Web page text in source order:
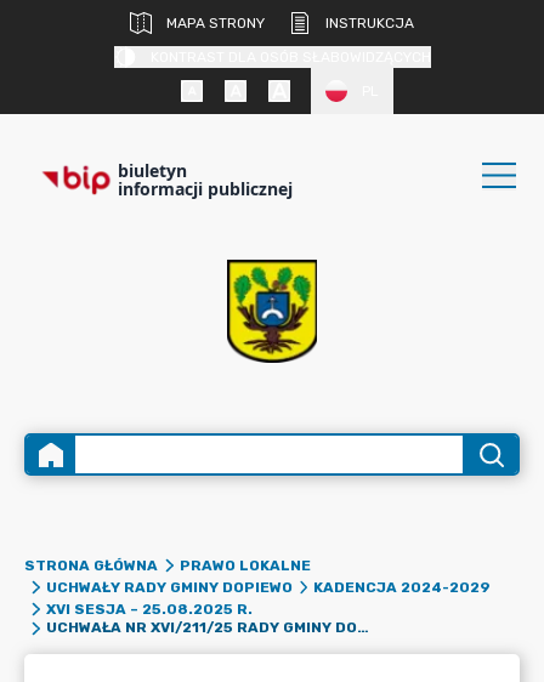
MAPA STRONY
INSTRUKCJA
biuletyn
informacji publicznej
STRONA GŁÓWNA
PRAWO LOKALNE
UCHWAŁY RADY GMINY DOPIEWO
KADENCJA 2024-2029
XVI SESJA – 25.08.2025 R.
UCHWAŁA NR XVI/211/25 RADY GMINY DOPIEWO Z DNIA 25 SIERPNIA 2025 R. W SPRAWIE ZMIANY MIEJSCOWEGO PLANU ZAGOSPODAROWANIA PRZESTRZENNEGO TERENU W MIEJSCOWOŚCI DOPIEWO, W REJONIE ULICY CHABROWEJ, GMINA DOPIEWO